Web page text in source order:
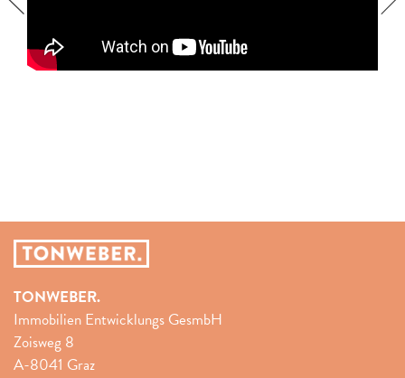
TONWEBER.
Immobilien Entwicklungs GesmbH
Zoisweg 8
A-8041 Graz